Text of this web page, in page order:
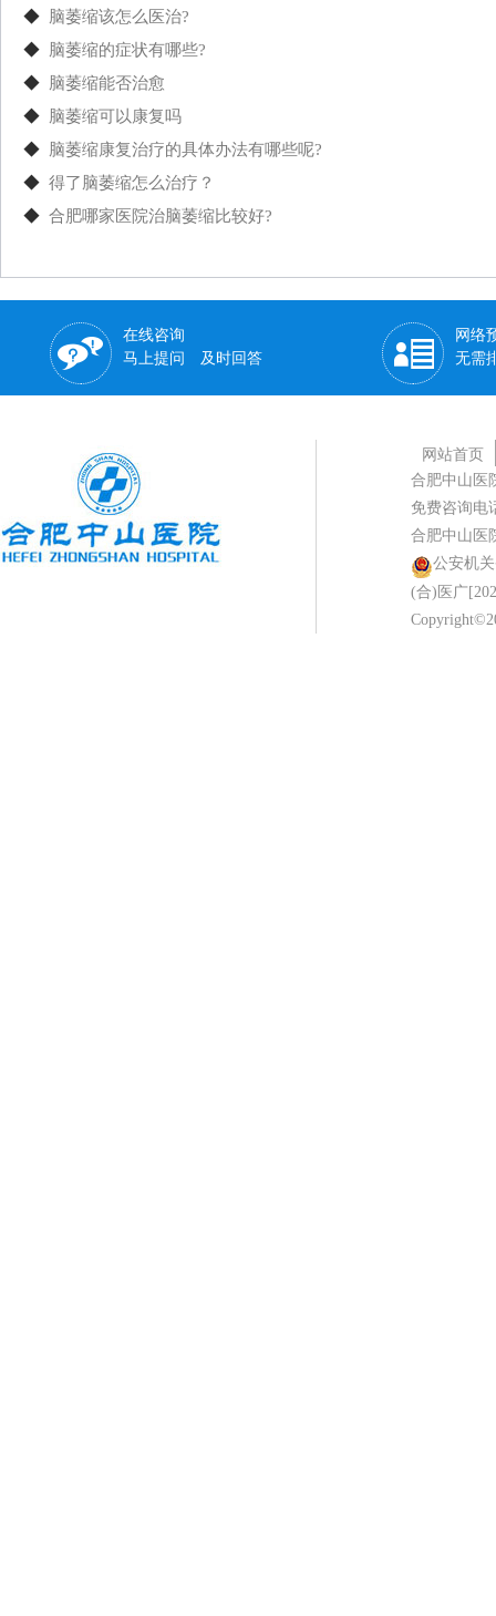
◆
脑萎缩该怎么医治?
◆
脑萎缩的症状有哪些?
◆
脑萎缩能否治愈
◆
脑萎缩可以康复吗
◆
脑萎缩康复治疗的具体办法有哪些呢?
◆ 得了脑萎缩怎么治疗？
◆ 合肥哪家医院治脑萎缩比较好?
在线咨询
马上提问 及时回答
网络
无需
网站首页
合肥中山医
免费咨询电
合肥中山医
公安机关
(合)医广